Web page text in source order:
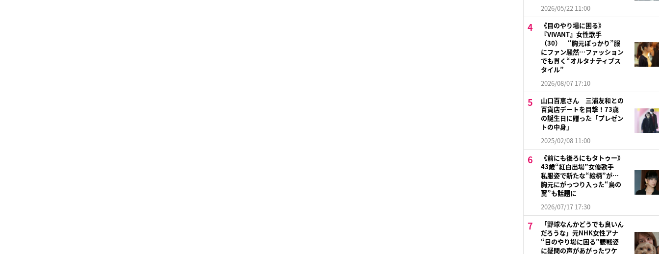
2026/05/22 11:00
《目のやり場に困る》
『VIVANT』女性歌手
（30） “胸元ぽっかり”服
にファン騒然…ファッション
でも貫く“オルタナティブス
タイル”
2026/08/07 17:10
山口百恵さん 三浦友和との
百貨店デートを目撃！73歳
の誕生日に贈った「プレゼン
トの中身」
2025/02/08 11:00
《前にも後ろにもタトゥー》
43歳“紅白出場”女優歌手
私服姿で新たな“絵柄”が…
胸元にがっつり入った“鳥の
翼”も話題に
2026/07/17 17:30
「野球なんかどうでも良いん
だろうな」元NHK女性アナ
“目のやり場に困る”観戦姿
に疑問の声があがったワケ